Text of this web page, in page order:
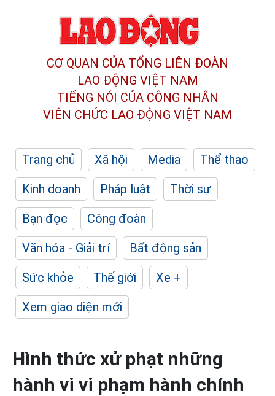
CƠ QUAN CỦA TỔNG LIÊN ĐOÀN
LAO ĐỘNG VIỆT NAM
TIẾNG NÓI CỦA CÔNG NHÂN
VIÊN CHỨC LAO ĐỘNG VIỆT NAM
Trang chủ Xã hội Media
Thể thao
Kinh doanh
Pháp luật
Thời sự
Bạn đọc
Công đoàn
Văn hóa - Giải trí
Bất động sản
Sức khỏe
Thế giới
Xe +
Xem giao diện mới
Hình thức xử phạt những
hành vi vi phạm hành chính